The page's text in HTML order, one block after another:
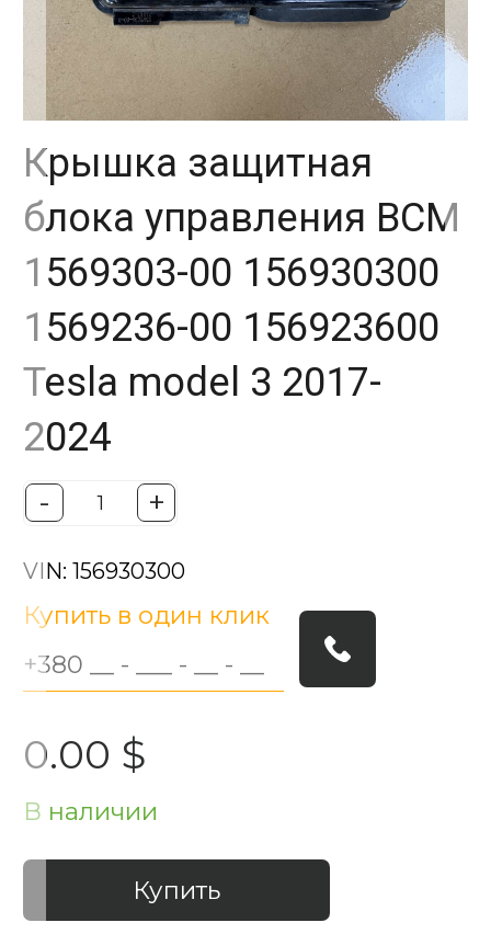
Крышка защитная
блока управления BCM
1569303-00 156930300
1569236-00 156923600
Tesla model 3 2017-
2024
- +
VIN: 156930300
0.00 $
В наличии
Купить в один клик
Купить